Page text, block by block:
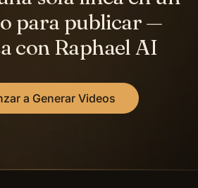
para publicar —
con Raphael AI
a Generar Videos